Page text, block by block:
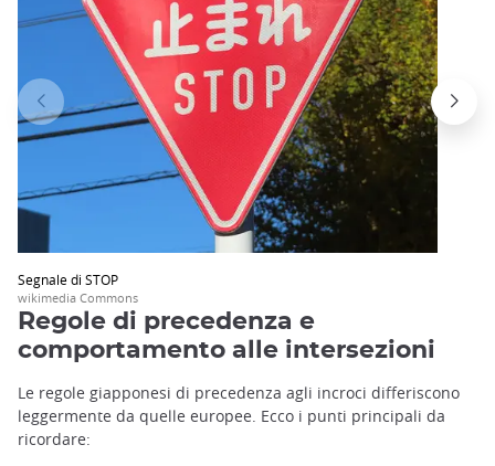
Segnale di STOP
wikimedia Commons
Regole di precedenza e
comportamento alle intersezioni
Le regole giapponesi di precedenza agli incroci differiscono
leggermente da quelle europee. Ecco i punti principali da
ricordare: